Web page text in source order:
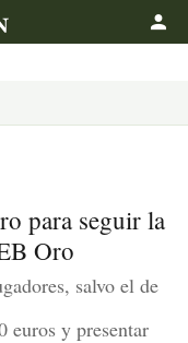
para seguir la
Oro
salvo el de
euros y presentar